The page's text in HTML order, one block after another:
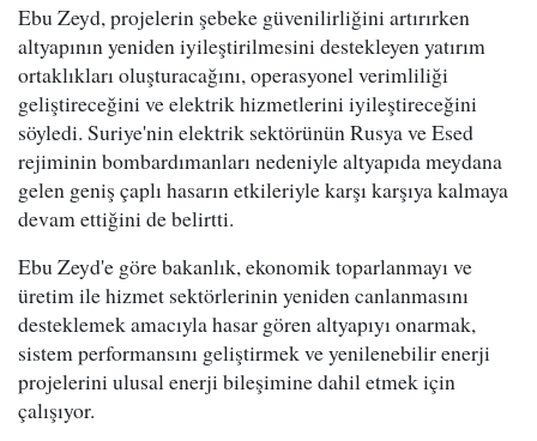
Ebu Zeyd, projelerin şebeke güvenilirliğini artırırken
altyapının yeniden iyileştirilmesini destekleyen yatırım
ortaklıkları oluşturacağını, operasyonel verimliliği
geliştireceğini ve elektrik hizmetlerini iyileştireceğini
söyledi. Suriye'nin elektrik sektörünün Rusya ve Esed
rejiminin bombardımanları nedeniyle altyapıda meydana
gelen geniş çaplı hasarın etkileriyle karşı karşıya kalmaya
devam ettiğini de belirtti.
Ebu Zeyd'e göre bakanlık, ekonomik toparlanmayı ve
üretim ile hizmet sektörlerinin yeniden canlanmasını
desteklemek amacıyla hasar gören altyapıyı onarmak,
sistem performansını geliştirmek ve yenilenebilir enerji
projelerini ulusal enerji bileşimine dahil etmek için
çalışıyor.